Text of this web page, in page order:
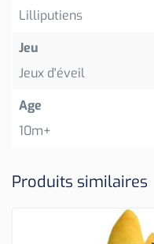
Lilliputiens
Jeu
Jeux d'éveil
Age
10m+
Produits similaires